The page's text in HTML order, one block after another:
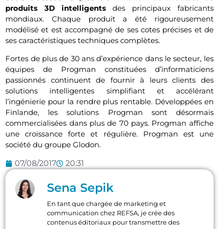
produits 3D intelligentsdes principaux fabricants
mondiaux. Chaque produit a été rigoureusement
modélisé et est accompagné de ses cotes précises et de
ses caractéristiques techniques complètes.
Fortes de plus de 30 ans d’expérience dans le secteur, les
équipes de Progman constituées d’informaticiens
passionnés continuent de fournir à leurs clients des
solutions intelligentes simplifiant et accélérant
l’ingénierie pour la rendre plus rentable. Développées en
Finlande, les solutions Progman sont désormais
commercialisées dans plus de 70 pays. Progman affiche
une croissance forte et régulière. Progman est une
société du groupe Glodon.
07/08/2017 20:31
Sena Sepik
En tant que chargée de marketing et
communication chez REFSA, je crée des
contenus éditoriaux pour transmettre des